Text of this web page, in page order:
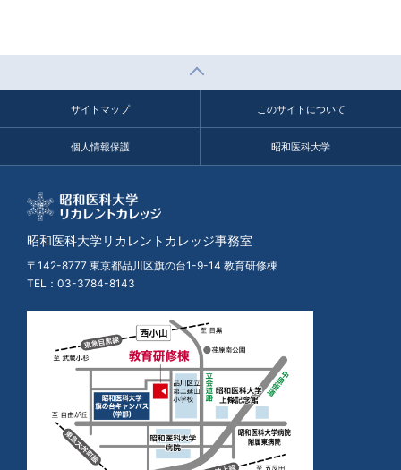
サイトマップ このサイトについて
個人情報保護 昭和医科大学
昭和医科大学リカレントカレッジ事務室
〒142-8777 東京都品川区旗の台1-9-14 教育研修棟
TEL： 03-3784-8143